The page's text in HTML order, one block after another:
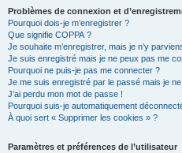
Problèmes de connexion et
Pourquoi dois-je m’enregistrer ?
Que signifie COPPA ?
Je souhaite m’enregistrer, mais je n’y
Je suis enregistré mais je ne peux pas me
Pourquoi ne puis-je pas me connecter ?
Je me suis enregistré par le passé mais je
J’ai perdu mon mot de passe !
Pourquoi suis-je automatiquement
À quoi sert « Supprimer les cookies » ?
Paramètres et préférences de l’utilisateur